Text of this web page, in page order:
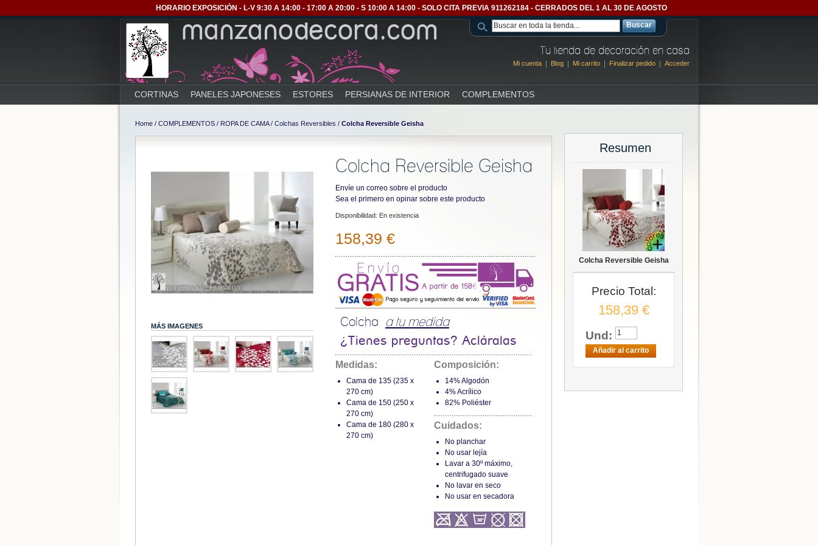
HORARIO EXPOSICIÓN - L-V 9:30 A 14:00 - 17:00 A 20:00 - S 10:00 A 14:00 - SOLO CITA PREVIA 911262184 - CERRADOS DEL 1 AL 30 DE AGOSTO
Buscar
Tu tienda de decoración en casa
Mi cuenta Blog Mi carrito Finalizar pedido Acceder
CORTINAS PANELES JAPONESES ESTORES PERSIANAS DE INTERIOR COMPLEMENTOS
Home /COMPLEMENTOS / ROPA DE CAMA /Colchas Reversibles /Colcha Reversible Geisha
Colcha Reversible Geisha
Envíe un correo sobre el producto
Sea el primero en opinar sobre este producto
Disponibilidad: En existencia
158,39 €
Colcha a tu medida
¿Tienes preguntas? Acláralas
Medidas:
Cama de 135 (235 x
270 cm)
Cama de 150 (250 x
270 cm)
Cama de 180 (280 x
270 cm)
Composición:
14% Algodón
4% Acrílico
82% Poliéster
Cuidados:
No planchar
No usar lejía
Lavar a 30º máximo,
centrifugado suave
No lavar en seco
No usar en secadora
MÁS IMAGENES
Resumen
Colcha Reversible Geisha
Precio Total:
158,39 €
Und:
Añadir al carrito